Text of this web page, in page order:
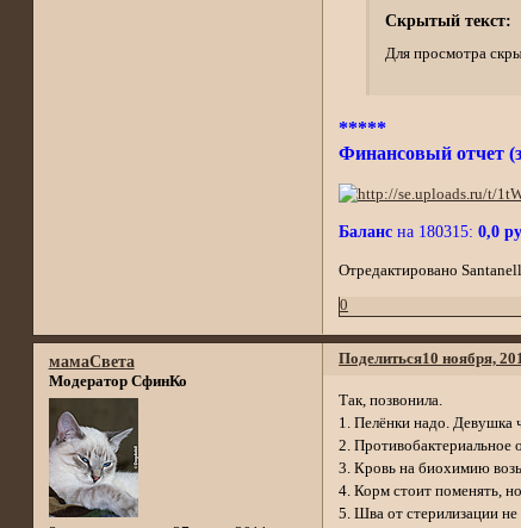
Скрытый текст:
Для просмотра
*****
Финансовый отчет
Баланс на 180315:0,0
Отредактировано
0
Поделиться10 ноября,
мамаСвета
Модератор СфинКо
Так, позвонила.
1. Пелёнки надо. Девушка
2. Противобактериальное
3. Кровь на биохимию
4. Корм стоит поменять,
5. Шва от стерилизации